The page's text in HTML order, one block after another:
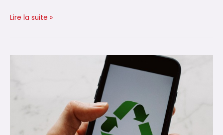
Quelle
Archos
Lire la suite »